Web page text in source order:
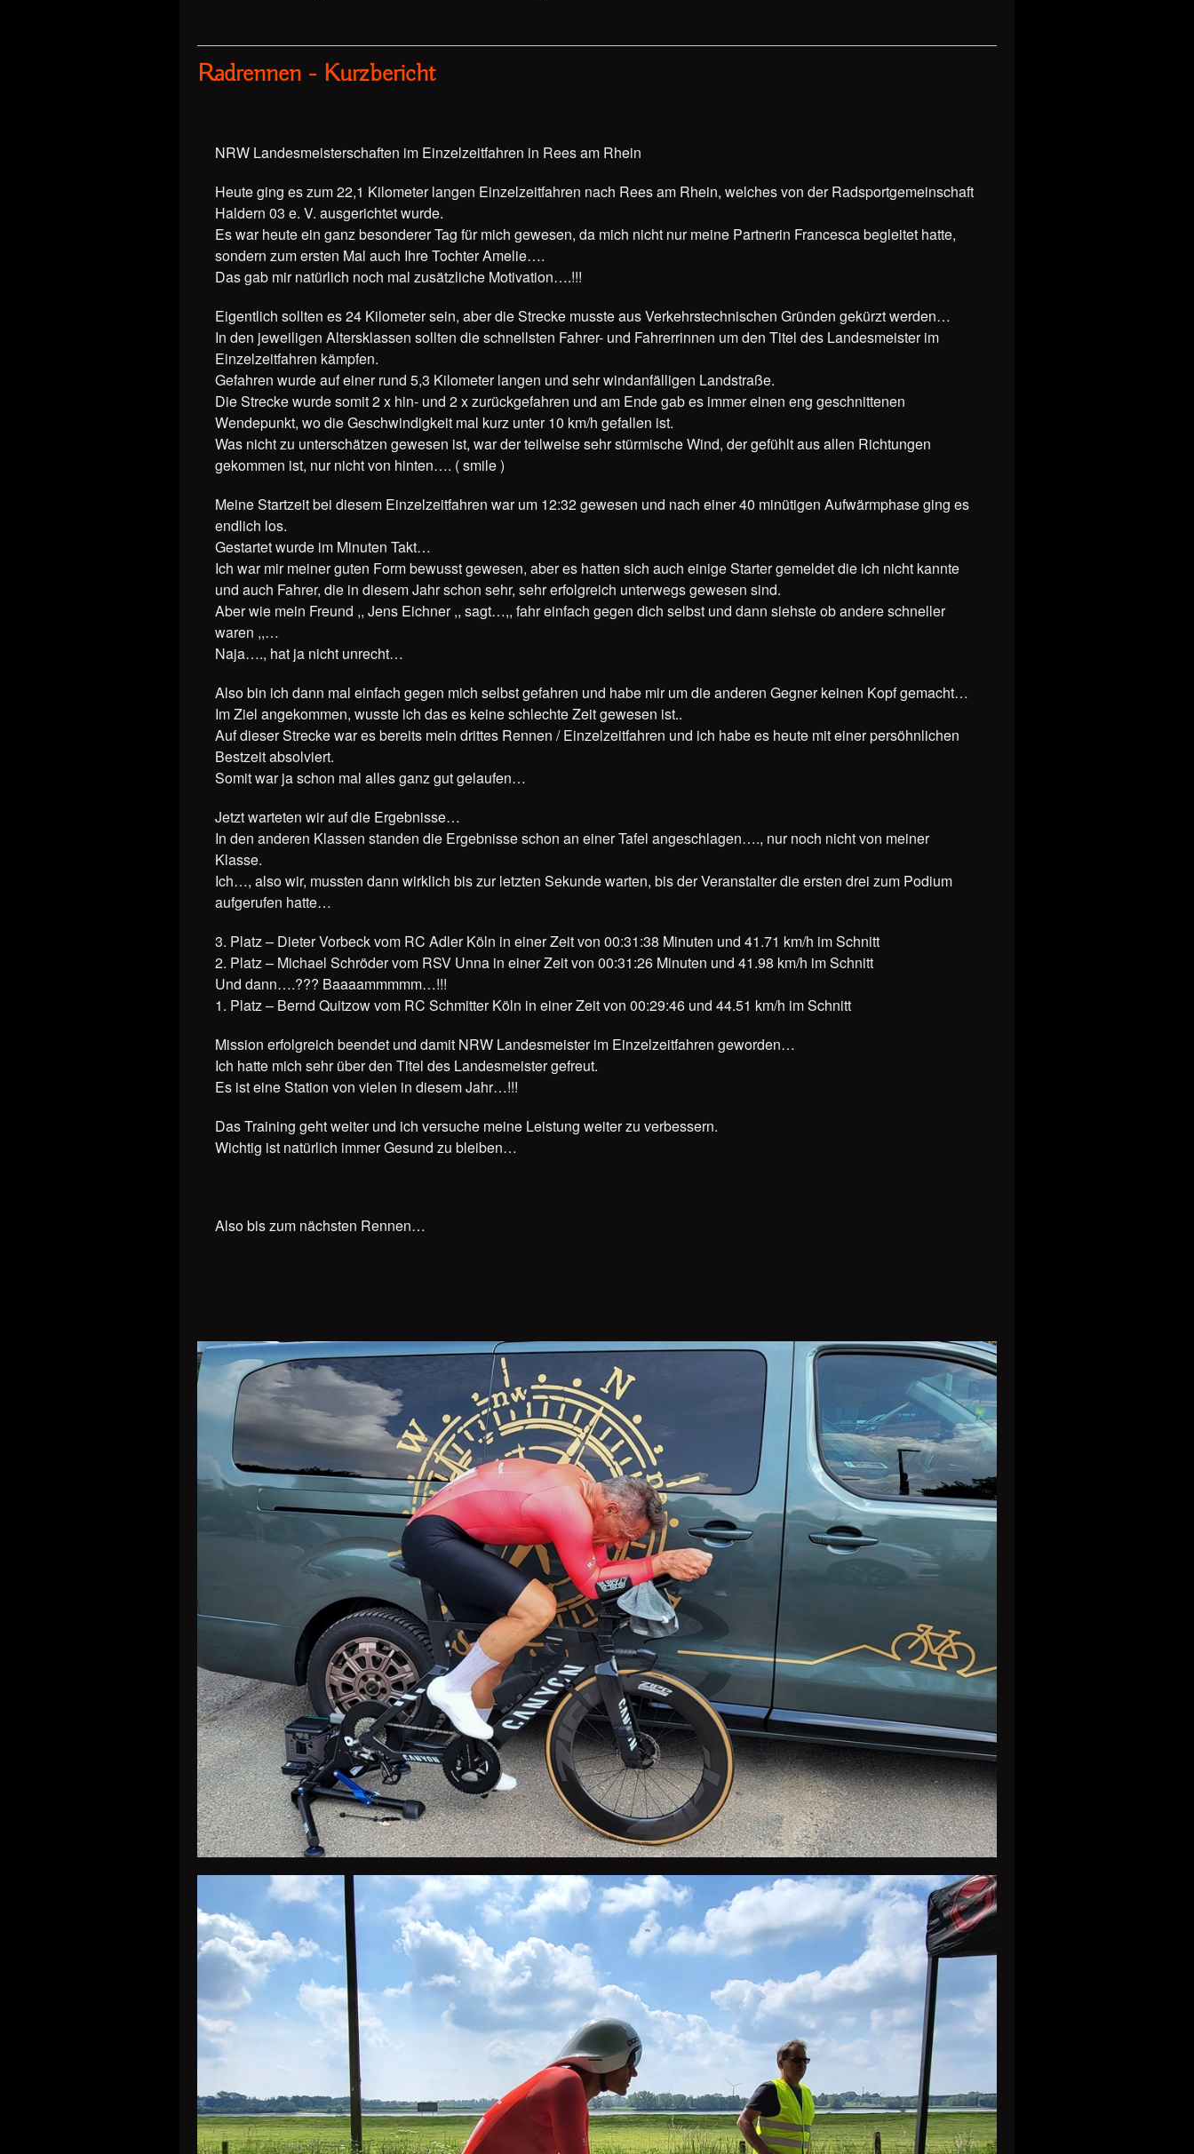
Radrennen - Kurzbericht
NRW Landesmeisterschaften im Einzelzeitfahren in Rees am Rhein
Heute ging es zum 22,1 Kilometer langen Einzelzeitfahren nach Rees am Rhein, welches von der Radsportgemeinschaft
Haldern 03 e. V. ausgerichtet wurde.
Es war heute ein ganz besonderer Tag für mich gewesen, da mich nicht nur meine Partnerin Francesca begleitet hatte,
sondern zum ersten Mal auch Ihre Tochter Amelie….
Das gab mir natürlich noch mal zusätzliche Motivation….!!!
Eigentlich sollten es 24 Kilometer sein, aber die Strecke musste aus Verkehrstechnischen Gründen gekürzt werden…
In den jeweiligen Altersklassen sollten die schnellsten Fahrer- und Fahrerrinnen um den Titel des Landesmeister im
Einzelzeitfahren kämpfen.
Gefahren wurde auf einer rund 5,3 Kilometer langen und sehr windanfälligen Landstraße.
Die Strecke wurde somit 2 x hin- und 2 x zurückgefahren und am Ende gab es immer einen eng geschnittenen
Wendepunkt, wo die Geschwindigkeit mal kurz unter 10 km/h gefallen ist.
Was nicht zu unterschätzen gewesen ist, war der teilweise sehr stürmische Wind, der gefühlt aus allen Richtungen
gekommen ist, nur nicht von hinten…. ( smile )
Meine Startzeit bei diesem Einzelzeitfahren war um 12:32 gewesen und nach einer 40 minütigen Aufwärmphase ging es
endlich los.
Gestartet wurde im Minuten Takt…
Ich war mir meiner guten Form bewusst gewesen, aber es hatten sich auch einige Starter gemeldet die ich nicht kannte
und auch Fahrer, die in diesem Jahr schon sehr, sehr erfolgreich unterwegs gewesen sind.
Aber wie mein Freund ,, Jens Eichner ,, sagt…,, fahr einfach gegen dich selbst und dann siehste ob andere schneller
waren ,,…
Naja…., hat ja nicht unrecht…
Also bin ich dann mal einfach gegen mich selbst gefahren und habe mir um die anderen Gegner keinen Kopf gemacht…
Im Ziel angekommen, wusste ich das es keine schlechte Zeit gewesen ist..
Auf dieser Strecke war es bereits mein drittes Rennen / Einzelzeitfahren und ich habe es heute mit einer persöhnlichen
Bestzeit absolviert.
Somit war ja schon mal alles ganz gut gelaufen…
Jetzt warteten wir auf die Ergebnisse…
In den anderen Klassen standen die Ergebnisse schon an einer Tafel angeschlagen…., nur noch nicht von meiner
Klasse.
Ich…, also wir, mussten dann wirklich bis zur letzten Sekunde warten, bis der Veranstalter die ersten drei zum Podium
aufgerufen hatte…
3. Platz – Dieter Vorbeck vom RC Adler Köln in einer Zeit von 00:31:38 Minuten und 41.71 km/h im Schnitt
2. Platz – Michael Schröder vom RSV Unna in einer Zeit von 00:31:26 Minuten und 41.98 km/h im Schnitt
Und dann….??? Baaaammmmm…!!!
1. Platz – Bernd Quitzow vom RC Schmitter Köln in einer Zeit von 00:29:46 und 44.51 km/h im Schnitt
Mission erfolgreich beendet und damit NRW Landesmeister im Einzelzeitfahren geworden…
Ich hatte mich sehr über den Titel des Landesmeister gefreut.
Es ist eine Station von vielen in diesem Jahr…!!!
Das Training geht weiter und ich versuche meine Leistung weiter zu verbessern.
Wichtig ist natürlich immer Gesund zu bleiben…
Also bis zum nächsten Rennen…